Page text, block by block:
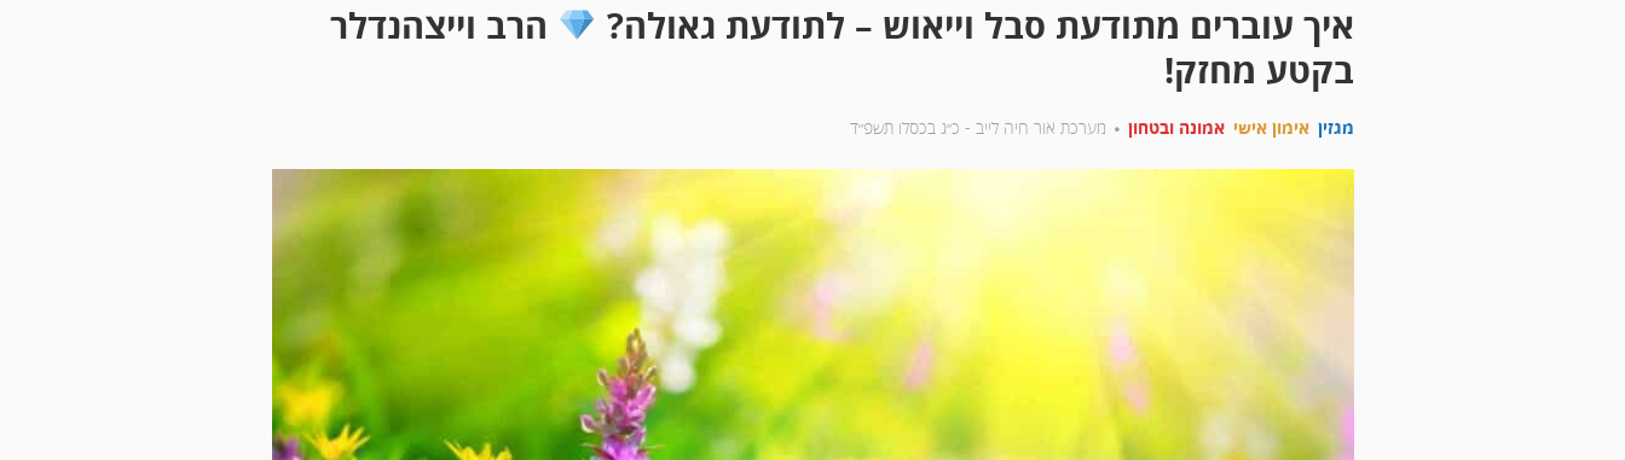
איך עוברים מתודעת סבל וייאוש – לתודעת גאולה?
הרב וייצהנדלר
בקטע מחזק!
מגזין אימון אישי אמונה ובטחון מערכת אור חיה לייב - כ״ג בכסלו תשפ״ד